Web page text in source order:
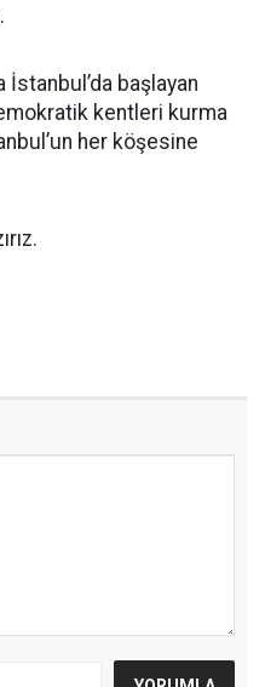
İstanbul’da başlayan
kentleri kurma
her köşesine